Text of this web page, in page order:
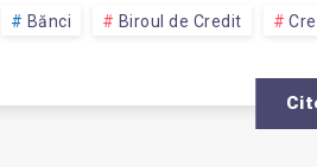
Bănci Biroul de Credit